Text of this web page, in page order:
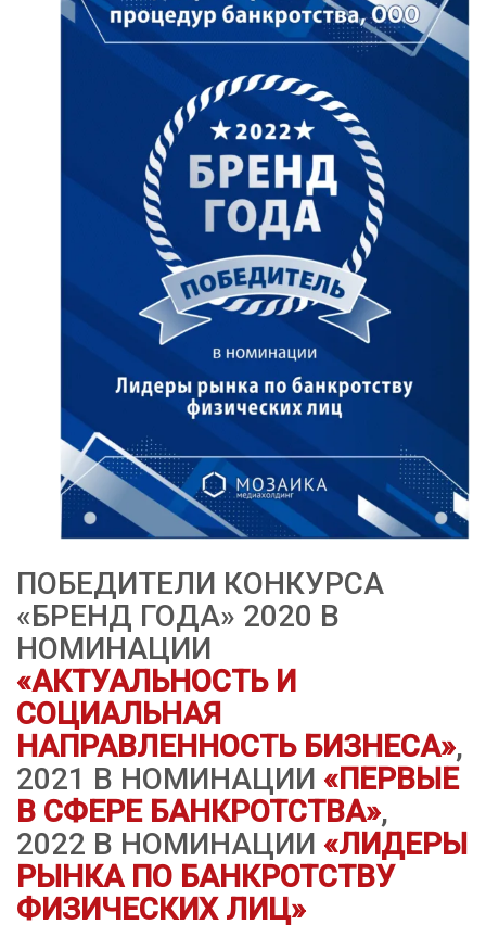
ПОБЕДИТЕЛИ КОНКУРСА
«БРЕНД ГОДА» 2020 В
НОМИНАЦИИ
«АКТУАЛЬНОСТЬ И
СОЦИАЛЬНАЯ
НАПРАВЛЕННОСТЬ БИЗНЕСА»,
2021 В НОМИНАЦИИ «ПЕРВЫЕ
В СФЕРЕ БАНКРОТСТВА»,
2022 В НОМИНАЦИИ «ЛИДЕРЫ
РЫНКА ПО БАНКРОТСТВУ
ФИЗИЧЕСКИХ ЛИЦ»